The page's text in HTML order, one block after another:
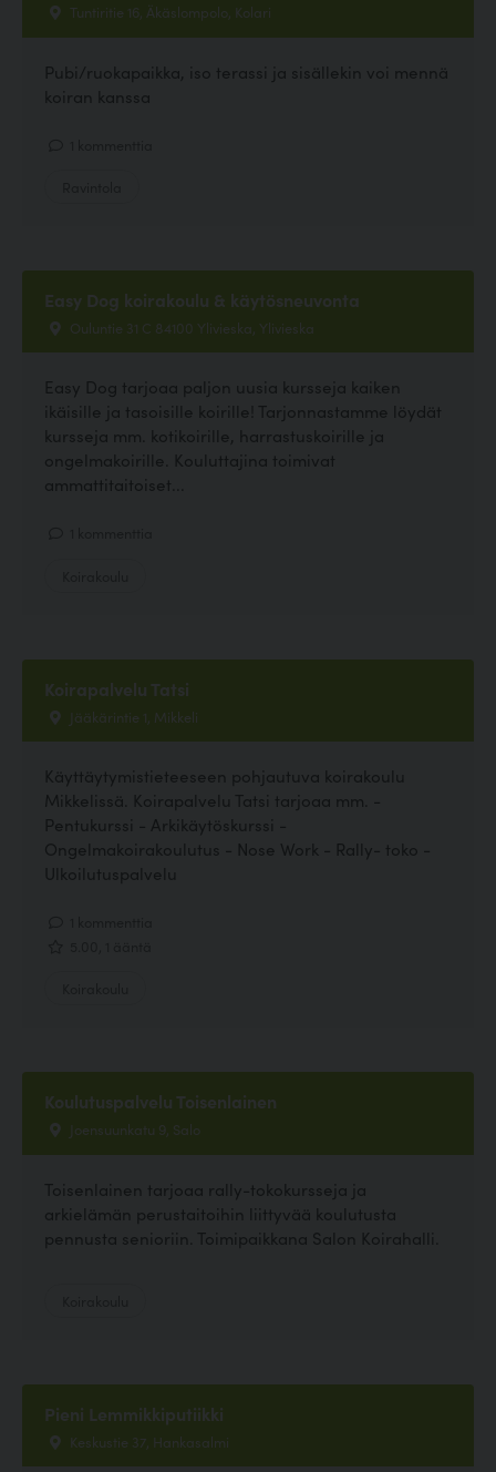
Tuntiritie 16, Äkäslompolo, Kolari
Pubi/ruokapaikka, iso terassi ja sisällekin voi mennä
koiran kanssa
Easy Dog koirakoulu & käytösneuvonta
Ouluntie 31 C 84100 Ylivieska, Ylivieska
Easy Dog tarjoaa paljon uusia kursseja kaiken
ikäisille ja tasoisille koirille! Tarjonnastamme löydät
kursseja mm. kotikoirille, harrastuskoirille ja
ongelmakoirille. Kouluttajina toimivat
ammattitaitoiset...
Koirapalvelu Tatsi
Jääkärintie 1, Mikkeli
Käyttäytymistieteeseen pohjautuva koirakoulu
Mikkelissä. Koirapalvelu Tatsi tarjoaa mm. -
Pentukurssi - Arkikäytöskurssi -
Ongelmakoirakoulutus - Nose Work - Rally- toko -
Ulkoilutuspalvelu
Koulutuspalvelu Toisenlainen
Joensuunkatu 9, Salo
Toisenlainen tarjoaa rally-tokokursseja ja
arkielämän perustaitoihin liittyvää koulutusta
pennusta senioriin. Toimipaikkana Salon Koirahalli.
Pieni Lemmikkiputiikki
Keskustie 37, Hankasalmi